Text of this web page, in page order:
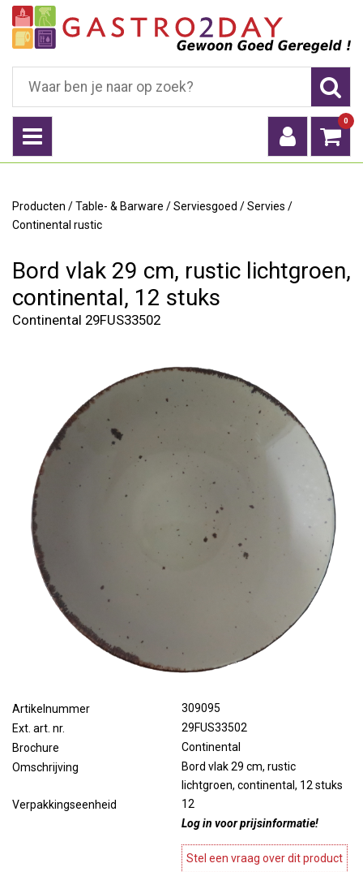
0
Producten /Table- & Barware /Serviesgoed /Servies /
Continental rustic
Bord vlak 29 cm, rustic lichtgroen,
continental, 12 stuks
Continental 29FUS33502
Artikelnummer
309095
Ext. art. nr.
29FUS33502
Brochure
Continental
Omschrijving
Bord vlak 29 cm, rustic
lichtgroen, continental, 12 stuks
Verpakkingseenheid
12
Log in voor prijsinformatie!
Stel een vraag over dit product